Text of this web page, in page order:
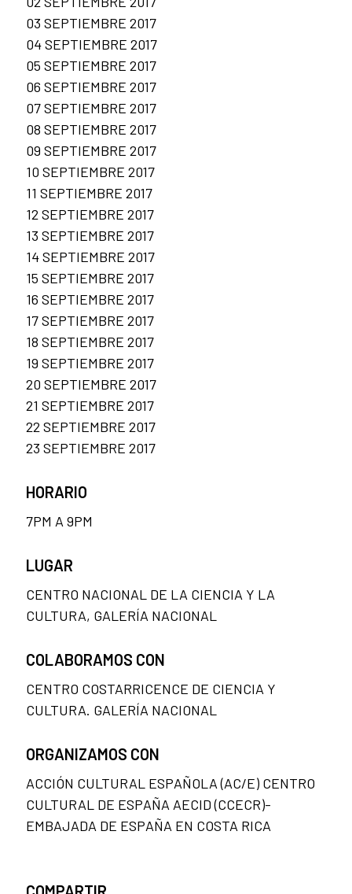
03 SEPTIEMBRE 2017
04 SEPTIEMBRE 2017
05 SEPTIEMBRE 2017
06 SEPTIEMBRE 2017
07 SEPTIEMBRE 2017
08 SEPTIEMBRE 2017
09 SEPTIEMBRE 2017
10 SEPTIEMBRE 2017
11 SEPTIEMBRE 2017
12 SEPTIEMBRE 2017
13 SEPTIEMBRE 2017
14 SEPTIEMBRE 2017
15 SEPTIEMBRE 2017
16 SEPTIEMBRE 2017
17 SEPTIEMBRE 2017
18 SEPTIEMBRE 2017
19 SEPTIEMBRE 2017
20 SEPTIEMBRE 2017
21 SEPTIEMBRE 2017
22 SEPTIEMBRE 2017
23 SEPTIEMBRE 2017
HORARIO
7PM A 9PM
LUGAR
CENTRO NACIONAL DE LA CIENCIA Y LA
CULTURA, GALERÍA NACIONAL
COLABORAMOS CON
CENTRO COSTARRICENCE DE CIENCIA Y
CULTURA. GALERÍA NACIONAL
ORGANIZAMOS CON
ACCIÓN CULTURAL ESPAÑOLA (AC/E) CENTRO
CULTURAL DE ESPAÑA AECID (CCECR)-
EMBAJADA DE ESPAÑA EN COSTA RICA